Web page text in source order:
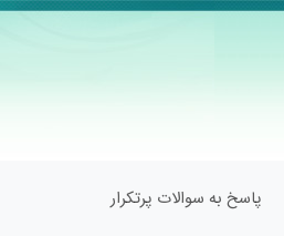
پاسخ به سوالات پرتکرار